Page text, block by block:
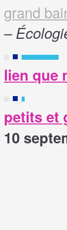
grand
–
F
lien que
F
petits et
10